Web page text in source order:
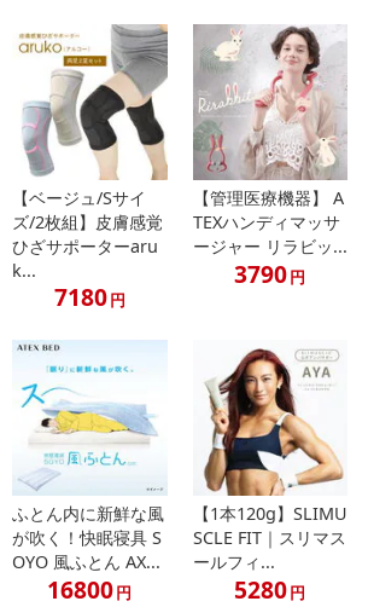
【ベージュ/Sサイ
ズ/2枚組】皮膚感覚
ひざサポーターaru
k...
7180円
【管理医療機器】 A
TEXハンディマッサ
ージャー リラビッ...
3790円
ふとん内に新鮮な風
が吹く！快眠寝具 S
OYO 風ふとん AX...
16800円
【1本120g】SLIMU
SCLE FIT｜スリマス
ールフィ...
5280円